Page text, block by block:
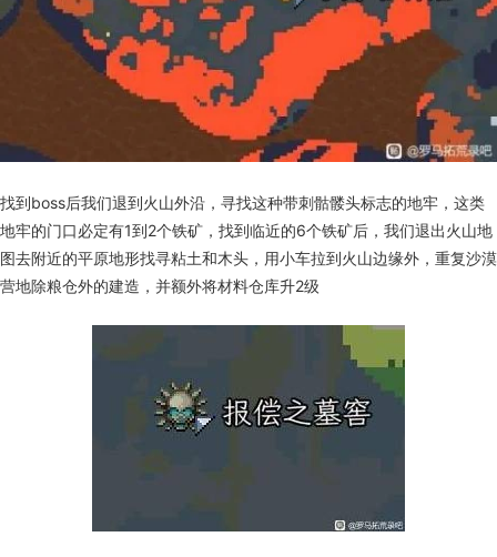
找到boss后我们退到火山外沿，寻找这种带刺骷髅头标志的地牢，这类
地牢的门口必定有1到2个铁矿，找到临近的6个铁矿后，我们退出火山地
图去附近的平原地形找寻粘土和木头，用小车拉到火山边缘外，重复沙漠
营地除粮仓外的建造，并额外将材料仓库升2级